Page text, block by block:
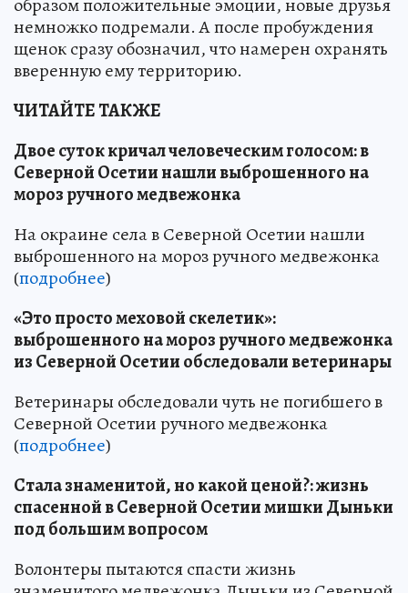
образом положительные эмоции, новые друзья
немножко подремали. А после пробуждения
щенок сразу обозначил, что намерен охранять
вверенную ему территорию.
ЧИТАЙТЕ ТАКЖЕ
Двое суток кричал человеческим голосом: в
Северной Осетии нашли выброшенного на
мороз ручного медвежонка
На окраине села в Северной Осетии нашли
выброшенного на мороз ручного медвежонка
(подробнее)
«Это просто меховой скелетик»:
выброшенного на мороз ручного медвежонка
из Северной Осетии обследовали ветеринары
Ветеринары обследовали чуть не погибшего в
Северной Осетии ручного медвежонка
(подробнее)
Стала знаменитой, но какой ценой?: жизнь
спасенной в Северной Осетии мишки Дыньки
под большим вопросом
Волонтеры пытаются спасти жизнь